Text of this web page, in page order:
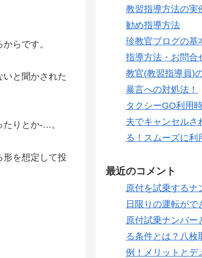
らです。
いと聞かされた
りとか-…。
形を想定して投
教習指導方法の実
勧め指導方法
珍教官ブログの基
指導方法・お問合
教官(教習指導員)
暴言への対処法！
タクシーGO利用
夫でキャンセルさ
る！スムーズに利
最近のコメント
原付を試乗するナ
日限りの運転がで
原付試乗ナンバー
る条件とは？八枚
例！メリットとデ